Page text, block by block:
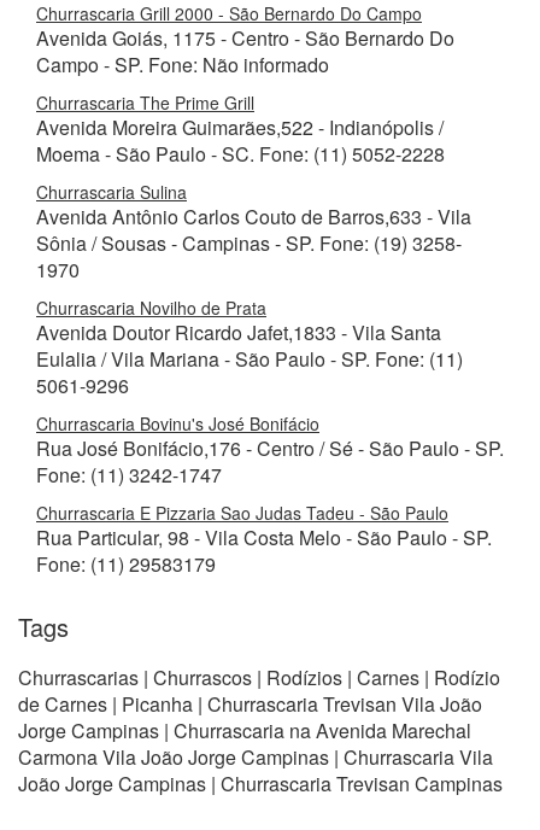
Churrascaria Grill 2000 - São Bernardo Do Campo
Avenida Goiás, 1175 - Centro - São Bernardo Do
Campo - SP. Fone: Não informado
Churrascaria The Prime Grill
Avenida Moreira Guimarães,522 - Indianópolis /
Moema - São Paulo - SC. Fone: (11) 5052-2228
Churrascaria Sulina
Avenida Antônio Carlos Couto de Barros,633 - Vila
Sônia / Sousas - Campinas - SP. Fone: (19) 3258-
1970
Churrascaria Novilho de Prata
Avenida Doutor Ricardo Jafet,1833 - Vila Santa
Eulalia / Vila Mariana - São Paulo - SP. Fone: (11)
5061-9296
Churrascaria Bovinu's José Bonifácio
Rua José Bonifácio,176 - Centro / Sé - São Paulo - SP.
Fone: (11) 3242-1747
Churrascaria E Pizzaria Sao Judas Tadeu - São Paulo
Rua Particular, 98 - Vila Costa Melo - São Paulo - SP.
Fone: (11) 29583179
Tags
Churrascarias | Churrascos | Rodízios | Carnes | Rodízio
de Carnes | Picanha | Churrascaria Trevisan Vila João
Jorge Campinas | Churrascaria na Avenida Marechal
Carmona Vila João Jorge Campinas | Churrascaria Vila
João Jorge Campinas | Churrascaria Trevisan Campinas